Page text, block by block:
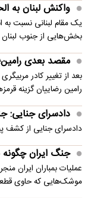
واکنش لبنان به
یک مقام لبنانی نسبت به
بخش‌هایی از جنوب لبنان
مقصد بعدی
بعد از تغییر کادر
رامین رضاییان گزینه
دادسرای جنایی:
دادسرای جنایی از کشف
جنگ ایران
عملیات بمباران ایران
موشک‌هایی که حاوی